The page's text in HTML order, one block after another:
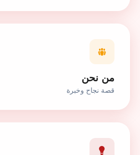
من نحن
قصة نجاح وخبرة